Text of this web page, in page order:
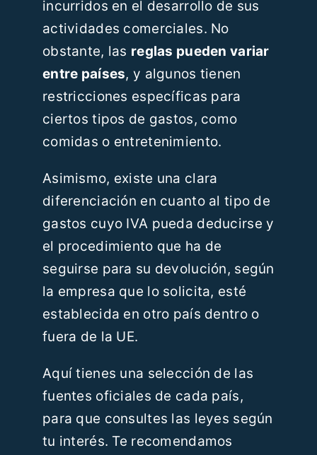
incurridos en el desarrollo de sus
actividades comerciales. No
obstante, las reglas pueden variar
entre países, y algunos tienen
restricciones específicas para
ciertos tipos de gastos, como
comidas o entretenimiento.
Asimismo, existe una clara
diferenciación en cuanto al tipo de
gastos cuyo IVA pueda deducirse y
el procedimiento que ha de
seguirse para su devolución, según
la empresa que lo solicita, esté
establecida en otro país dentro o
fuera de la UE.
Aquí tienes una selección de las
fuentes oficiales de cada país,
para que consultes las leyes según
tu interés. Te recomendamos